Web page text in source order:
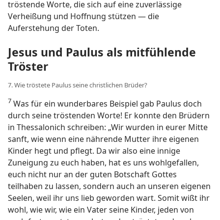
tröstende Worte, die sich auf eine zuverlässige
Verheißung und Hoffnung stützen — die
Auferstehung der Toten.
Jesus und Paulus als mitfühlende
Tröster
7. Wie tröstete Paulus seine christlichen Brüder?
7 Was für ein wunderbares Beispiel gab Paulus doch
durch seine tröstenden Worte! Er konnte den Brüdern
in Thessalonich schreiben: „Wir wurden in eurer Mitte
sanft, wie wenn eine nährende Mutter ihre eigenen
Kinder hegt und pflegt. Da wir also eine innige
Zuneigung zu euch haben, hat es uns wohlgefallen,
euch nicht nur an der guten Botschaft Gottes
teilhaben zu lassen, sondern auch an unseren eigenen
Seelen, weil ihr uns lieb geworden wart. Somit wißt ihr
wohl, wie wir, wie ein Vater seine Kinder, jeden von